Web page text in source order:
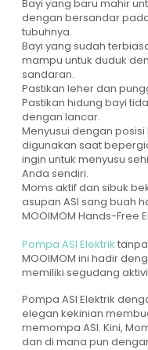
Bayi yang baru mahir
dengan bersandar
tubuhnya.
Bayi yang sudah
mampu untuk duduk
sandaran.
Pastikan leher dan
Pastikan hidung bayi
dengan lancar.
Menyusui dengan
digunakan saat
ingin untuk menyusu
Anda sendiri.
Moms aktif dan sibuk
asupan ASI sang buah
MOOIMOM Hands-Free
Pompa ASI Elektrik
MOOIMOM ini hadir
memiliki segudang
Pompa ASI Elektrik
elegan kekinian
memompa ASI. Kini,
dan di mana pun